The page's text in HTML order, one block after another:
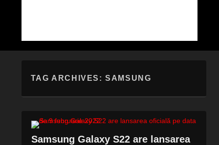
TAG ARCHIVES:SAMSUNG
Samsung Galaxy S22 are lansarea